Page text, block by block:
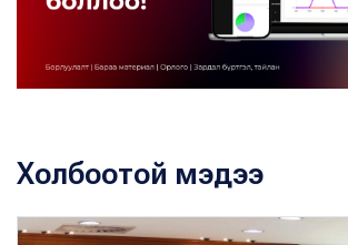
Холбоотой мэдээ